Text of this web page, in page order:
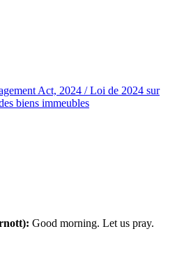
Act, 2024 / Loi de 2024 sur
biens immeubles
Good morning. Let us pray.